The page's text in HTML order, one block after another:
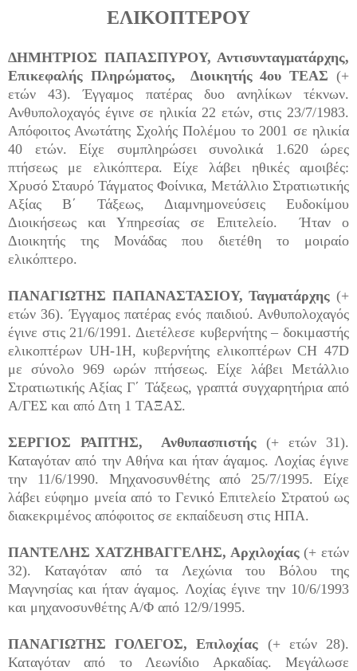
ΕΛΙΚΟΠΤΕΡΟΥ
ΔΗΜΗΤΡΙΟΣ ΠΑΠΑΣΠΥΡΟΥ, Αντισυνταγματάρχης,
Επικεφαλής Πληρώματος, Διοικητής 4ου ΤΕΑΣ (+
ετών 43). Έγγαμος πατέρας δυο ανηλίκων τέκνων.
Ανθυπολοχαγός έγινε σε ηλικία 22 ετών, στις 23/7/1983.
Απόφοιτος Ανωτάτης Σχολής Πολέμου το 2001 σε ηλικία
40 ετών. Είχε συμπληρώσει συνολικά 1.620 ώρες
πτήσεως με ελικόπτερα. Είχε λάβει ηθικές αμοιβές:
Χρυσό Σταυρό Τάγματος Φοίνικα, Μετάλλιο Στρατιωτικής
Αξίας Β΄ Τάξεως, Διαμνημονεύσεις Ευδοκίμου
Διοικήσεως και Υπηρεσίας σε Επιτελείο. Ήταν ο
Διοικητής της Μονάδας που διετέθη το μοιραίο
ελικόπτερο.
ΠΑΝΑΓΙΩΤΗΣ ΠΑΠΑΝΑΣΤΑΣΙΟΥ, Ταγματάρχης (+
ετών 36). Έγγαμος πατέρας ενός παιδιού. Ανθυπολοχαγός
έγινε στις 21/6/1991. Διετέλεσε κυβερνήτης – δοκιμαστής
ελικοπτέρων UH-1H, κυβερνήτης ελικοπτέρων CH 47D
με σύνολο 969 ωρών πτήσεως. Είχε λάβει Μετάλλιο
Στρατιωτικής Αξίας Γ΄ Τάξεως, γραπτά συγχαρητήρια από
Α/ΓΕΣ και από Δτη 1 ΤΑΞΑΣ.
ΣΕΡΓΙΟΣ ΡΑΠΤΗΣ, Ανθυπασπιστής (+ ετών 31).
Καταγόταν από την Αθήνα και ήταν άγαμος. Λοχίας έγινε
την 11/6/1990. Μηχανοσυνθέτης από 25/7/1995. Είχε
λάβει εύφημο μνεία από το Γενικό Επιτελείο Στρατού ως
διακεκριμένος απόφοιτος σε εκπαίδευση στις ΗΠΑ.
ΠΑΝΤΕΛΗΣ ΧΑΤΖΗΒΑΓΓΕΛΗΣ, Αρχιλοχίας(+ ετών
32). Καταγόταν από τα Λεχώνια του Βόλου της
Μαγνησίας και ήταν άγαμος. Λοχίας έγινε την 10/6/1993
και μηχανοσυνθέτης Α/Φ από 12/9/1995.
ΠΑΝΑΓΙΩΤΗΣ ΓΟΛΕΓΟΣ, Επιλοχίας (+ ετών 28).
Καταγόταν από το Λεωνίδιο Αρκαδίας. Μεγάλωσε